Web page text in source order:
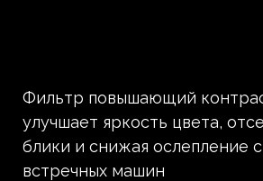
Фильтр повышающий
улучшает яркость цвета,
блики и снижая ослепление
встречных машин